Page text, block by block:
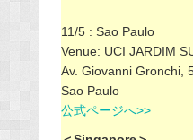
11/5 : Sao Paulo
Venue: UCI JARDIM
Av. Giovanni Gronchi,
Sao Paulo
公式ページへ>>